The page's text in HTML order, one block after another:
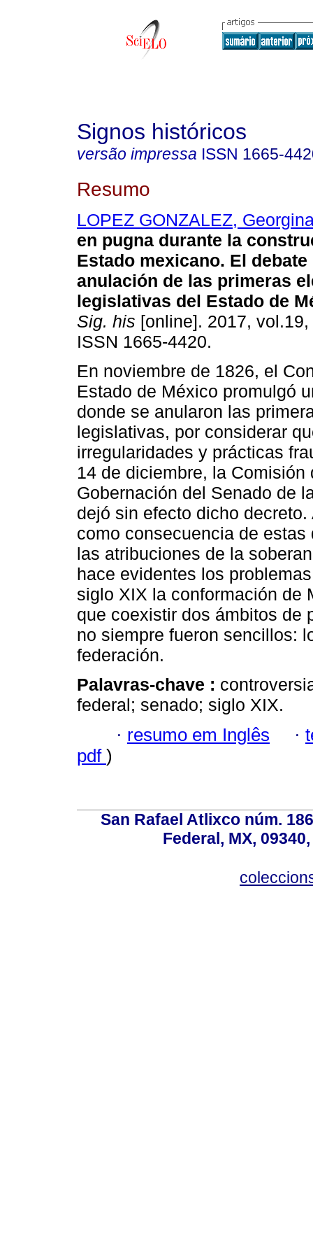
Signos históricos
versão impressa ISSN 1665-
Resumo
LOPEZ GONZALEZ,
en pugna durante la
Estado mexicano. El
anulación de las primeras
legislativas del Estado de
Sig. his [online]. 2017,
ISSN 1665-4420.
En noviembre de 1826, el
Estado de México promulgó
donde se anularon las
legislativas, por considerar
irregularidades y prácticas
14 de diciembre, la Comisión
Gobernación del Senado de
dejó sin efecto dicho
como consecuencia de
las atribuciones de la
hace evidentes los
siglo XIX la conformación de
que coexistir dos ámbitos de
no siempre fueron sencillos:
federación.
Palavras-chave :
federal; senado; siglo XIX.
· resumo em Inglês ·
pdf )
San Rafael Atlixco núm.
Federal, MX,